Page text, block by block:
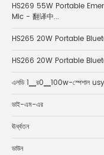
HS269 55W Portable
Mic - 翻译中...
HS265 20W Portable
HS266 20W Portable
এলডি 1▁র0▁100w-স্পেশাল
ডাই-এম-এর
ঊর্ধ্বতন
ডাউন